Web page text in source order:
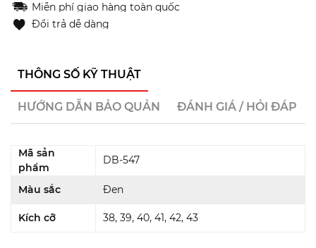
Miễn phí giao hàng toàn quốc
Đổi trả dễ dàng
THÔNG SỐ KỸ THUẬT
HƯỚNG DẪN BẢO QUẢN ĐÁNH GIÁ / HỎI ĐÁP
Mã sản
phẩm
DB-547
Màu sắc Đen
Kích cỡ 38, 39, 40, 41, 42, 43